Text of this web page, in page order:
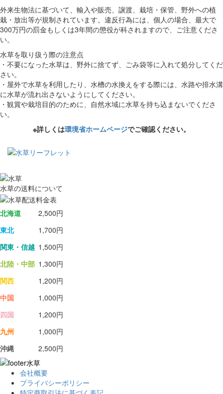
外来生物法に基づいて、輸入や販売、譲渡、栽培・保管、野外への植
栽・放出等が規制されています。違反行為には、個人の場合、最大で
300万円の罰金もしくは3年間の懲役が科されますので、ご注意くださ
い。
水草を取り扱う際の注意点
・不要になった水草は、野外に捨てず、ごみ袋等に入れて処分してくだ
さい。
・屋外で水草を利用したり、水槽の水換えをする際には、水路や排水溝
に水草が流れ出さないようにしてください。
・観賞や栽培目的のために、自然水域に水草を持ち込まないでくださ
い。
※詳しくは環境省ホームページでご確認ください。
水草の送料について
北海道
2,500円
東北
1,700円
関東・信越 1,500円
北陸・中部 1,300円
関西
1,200円
中国
1,000円
四国
1,200円
九州
1,000円
沖縄
2,500円
会社概要
プライバシーポリシー